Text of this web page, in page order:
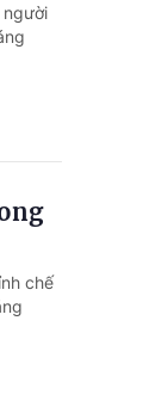
người
chế